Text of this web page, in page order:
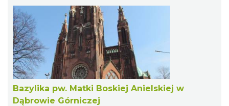
Bazylika pw. Matki Boskiej Anielskiej w
Dąbrowie Górniczej